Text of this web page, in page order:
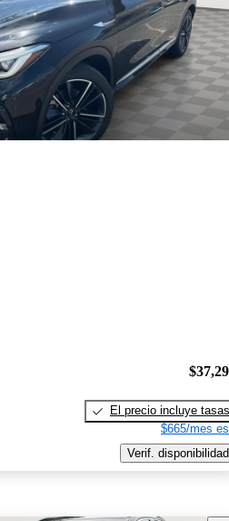
El precio incluye tasas
$665/mes
Verif. disponibilidad